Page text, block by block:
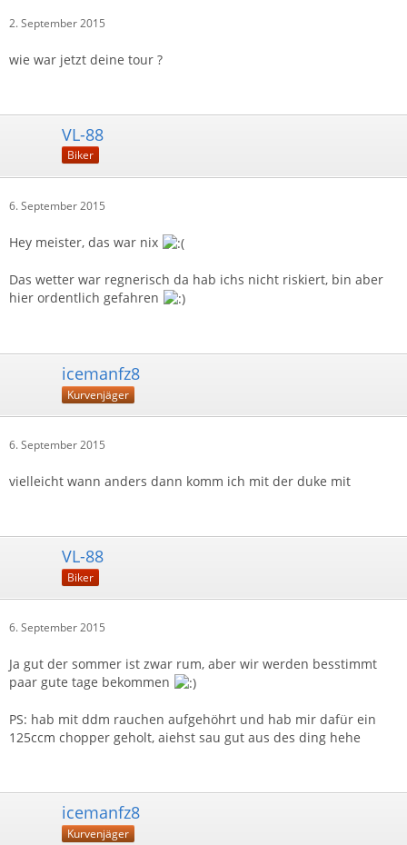
2. September 2015
wie war jetzt deine tour ?
VL-88
Biker
6. September 2015
Hey meister, das war nix
Das wetter war regnerisch da hab ichs nicht riskiert, bin aber
hier ordentlich gefahren
icemanfz8
Kurvenjäger
6. September 2015
vielleicht wann anders dann komm ich mit der duke mit
VL-88
Biker
6. September 2015
Ja gut der sommer ist zwar rum, aber wir werden besstimmt
paar gute tage bekommen
PS: hab mit ddm rauchen aufgehöhrt und hab mir dafür ein
125ccm chopper geholt, aiehst sau gut aus des ding hehe
icemanfz8
Kurvenjäger